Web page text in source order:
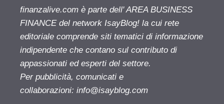
finanzalive.com è parte dell' AREA BUSINESS
FINANCE del network IsayBlog! la cui rete
editoriale comprende siti tematici di informazione
indipendente che contano sul contributo di
appassionati ed esperti del settore.
Per pubblicità, comunicati e
collaborazioni: info@isayblog.com